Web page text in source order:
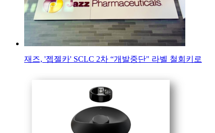
재즈, '젭젤카' SCLC 2차 “개발중단" 라벨 철회키로